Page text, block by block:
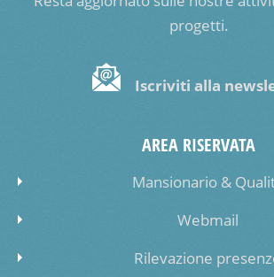
progetti.
Iscriviti alla
AREA RISERVATA
Mansionario &
Webmail
Rilevazione